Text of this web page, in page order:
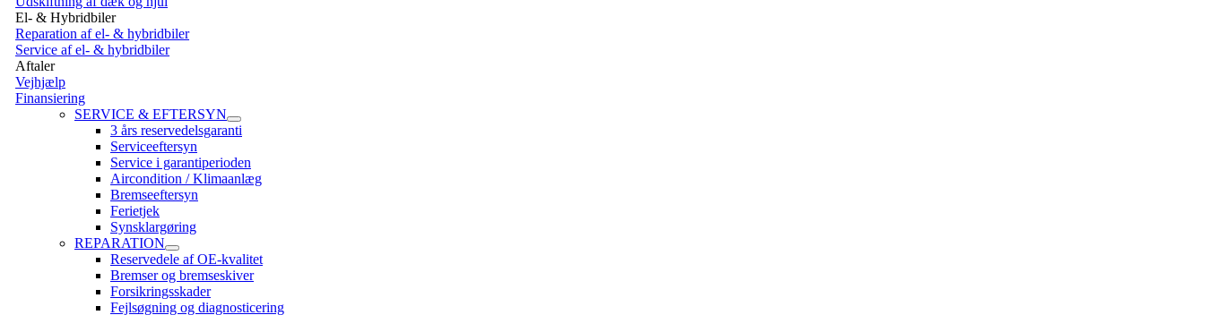
El- & Hybridbiler
Reparation af el- & hybridbiler
Service af el- & hybridbiler
Aftaler
Vejhjælp
Finansiering
SERVICE & EFTERSYN
3 års reservedelsgaranti
Serviceeftersyn
Service i garantiperioden
Aircondition / Klimaanlæg
Bremseeftersyn
Ferietjek
Synsklargøring
REPARATION
Reservedele af OE-kvalitet
Bremser og bremseskiver
Forsikringsskader
Fejlsøgning og diagnosticering